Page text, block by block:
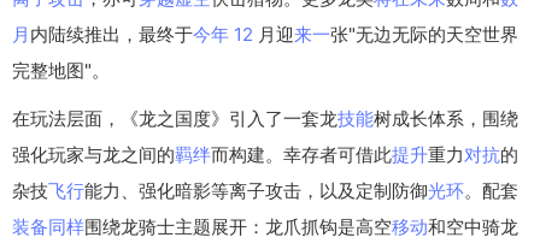
月 内陆续推出，最终于今年 12 月迎来一张"无边无际的天空世界
完整地图"。
在玩法层面，《龙之国度》引入了一套龙技能树成长体系，围绕
强化玩家与龙之间的羁绊而构建。幸存者可借此提升重力对抗的
杂技飞行能力、强化暗影等离子攻击，以及定制防御光环。配套
装备同样围绕龙骑士主题展开：龙爪抓钩是高空移动和空中骑龙